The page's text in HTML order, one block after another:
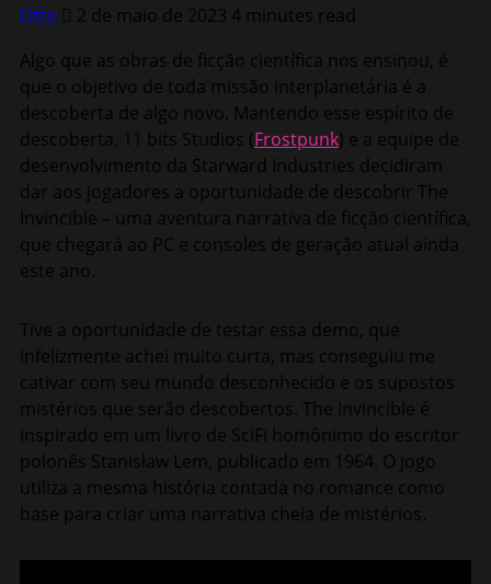
Otto 2 de maio de 2023 4 minutes read
Algo que as obras de ficção científica nos ensinou, é
que o objetivo de toda missão interplanetária é a
descoberta de algo novo. Mantendo esse espírito de
descoberta, 11 bits Studios (Frostpunk) e a equipe de
desenvolvimento da Starward Industries decidiram
dar aos jogadores a oportunidade de descobrir The
Invincible – uma aventura narrativa de ficção científica,
que chegará ao PC e consoles de geração atual ainda
este ano.
Tive a oportunidade de testar essa demo, que
infelizmente achei muito curta, mas conseguiu me
cativar com seu mundo desconhecido e os supostos
mistérios que serão descobertos. The Invincible é
inspirado em um livro de SciFi homônimo do escritor
polonês Stanisław Lem, publicado em 1964. O jogo
utiliza a mesma história contada no romance como
base para criar uma narrativa cheia de mistérios.